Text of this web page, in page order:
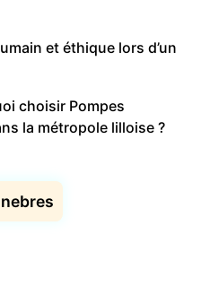
et éthique lors d’un
choisir Pompes
la métropole lilloise ?